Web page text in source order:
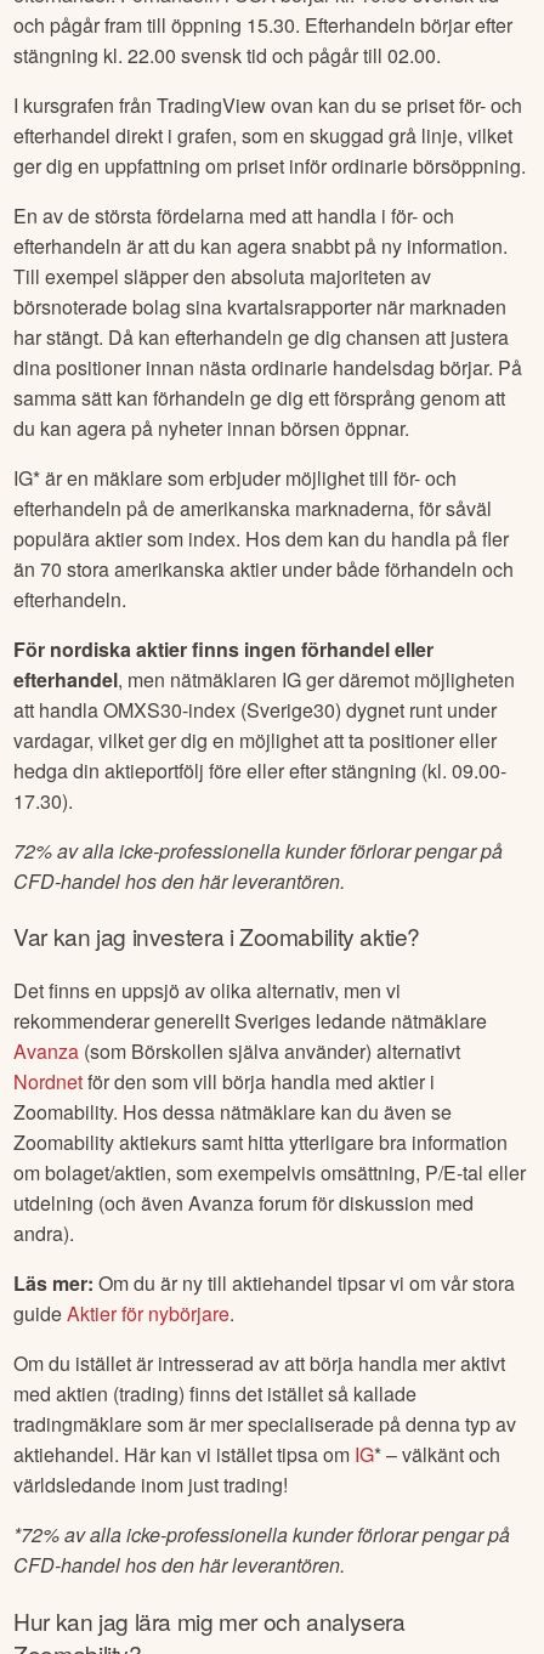
och pågår fram till öppning 15.30. Efterhandeln börjar efter
stängning kl. 22.00 svensk tid och pågår till 02.00.
I kursgrafen från TradingView ovan kan du se priset för- och
efterhandel direkt i grafen, som en skuggad grå linje, vilket
ger dig en uppfattning om priset inför ordinarie börsöppning.
En av de största fördelarna med att handla i för- och
efterhandeln är att du kan agera snabbt på ny information.
Till exempel släpper den absoluta majoriteten av
börsnoterade bolag sina kvartalsrapporter när marknaden
har stängt. Då kan efterhandeln ge dig chansen att justera
dina positioner innan nästa ordinarie handelsdag börjar. På
samma sätt kan förhandeln ge dig ett försprång genom att
du kan agera på nyheter innan börsen öppnar.
IG* är en mäklare som erbjuder möjlighet till för- och
efterhandeln på de amerikanska marknaderna, för såväl
populära aktier som index. Hos dem kan du handla på fler
än 70 stora amerikanska aktier under både förhandeln och
efterhandeln.
För nordiska aktier finns ingen förhandel eller
efterhandel, men nätmäklaren IG ger däremot möjligheten
att handla OMXS30-index (Sverige30) dygnet runt under
vardagar, vilket ger dig en möjlighet att ta positioner eller
hedga din aktieportfölj före eller efter stängning (kl. 09.00-
17.30).
72% av alla icke-professionella kunder förlorar pengar på
CFD-handel hos den här leverantören.
Var kan jag investera iZoomabilityaktie?
Det finns en uppsjö av olika alternativ, men vi
rekommenderar generellt Sveriges ledande nätmäklare
Avanza (som Börskollen själva använder) alternativt
Nordnetför den som vill börja handla med aktier i
Zoomability. Hos dessa nätmäklare kan du även se
Zoomabilityaktiekurs samt hitta ytterligare bra information
om bolaget/aktien, som exempelvis omsättning, P/E-tal eller
utdelning (och även Avanza forum för diskussion med
andra).
Läs mer: Om du är ny till aktiehandel tipsar vi om vår stora
guideAktier för nybörjare.
Om du istället är intresserad av att börja handla mer aktivt
med aktien (trading) finns det istället så kallade
tradingmäklare som är mer specialiserade på denna typ av
aktiehandel. Här kan vi istället tipsa om IG* – välkänt och
världsledande inom just trading!
*72% av alla icke-professionella kunder förlorar pengar på
CFD-handel hos den här leverantören.
Hur kan jag lära mig mer och analysera